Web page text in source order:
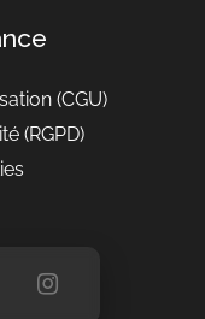
(CGU)
(RGPD)